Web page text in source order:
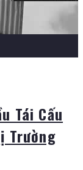
Tái Cấu
Trường